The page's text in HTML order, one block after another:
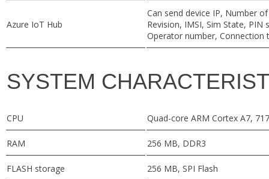
Azure IoT Hub
Can send device IP, Number
Revision, IMSI, Sim State, PIN
Operator number,
SYSTEM
CPU Quad-core ARM Cortex A7,
RAM 256 MB, DDR3
FLASH storage 256 MB, SPI Flash